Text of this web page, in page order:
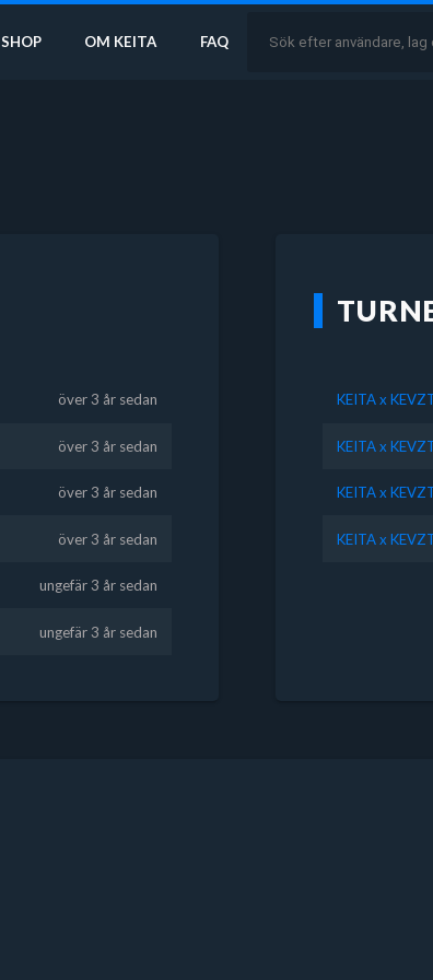
SHOP OM KEITA FAQ
över 3 år sedan
över 3 år sedan
över 3 år sedan
över 3 år sedan
ungefär 3 år sedan
ungefär 3 år sedan
KEITA x
KEITA x
KEITA x
KEITA x